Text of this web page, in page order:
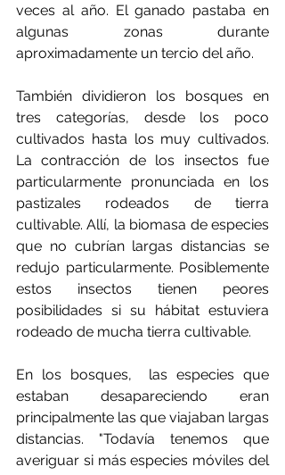
veces al año. El ganado pastaba en
algunas zonas durante
aproximadamente un tercio del año.
También dividieron los bosques en
tres categorías, desde los poco
cultivados hasta los muy cultivados.
La contracción de los insectos fue
particularmente pronunciada en los
pastizales rodeados de tierra
cultivable. Allí, la biomasa de especies
que no cubrían largas distancias se
redujo particularmente. Posiblemente
estos insectos tienen peores
posibilidades si su hábitat estuviera
rodeado de mucha tierra cultivable.
En los bosques,  las especies que
estaban desapareciendo eran
principalmente las que viajaban largas
distancias. "Todavía tenemos que
averiguar si más especies móviles del